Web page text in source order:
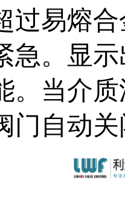
易熔合
急。
。当介
门自动关